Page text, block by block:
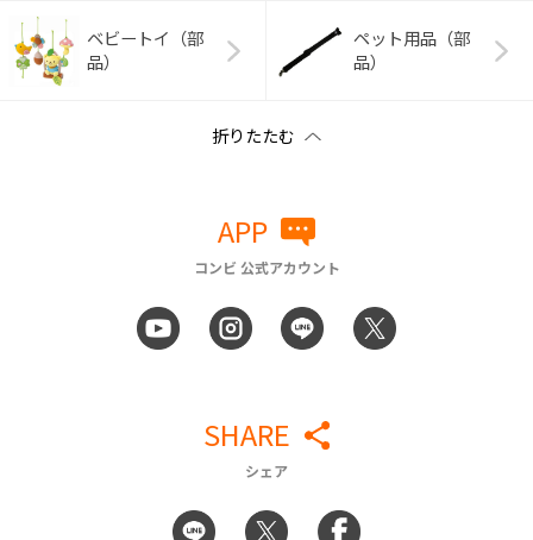
ベビートイ（部
品）
ペット用品（部
品）
APP
コンビ 公式アカウント
SHARE
シェア